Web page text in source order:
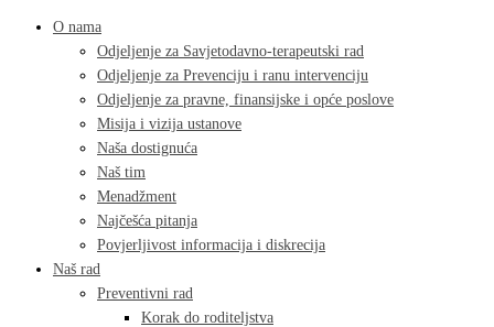
O nama
Odjeljenje za Savjetodavno-terapeutski rad
Odjeljenje za Prevenciju i ranu intervenciju
Odjeljenje za pravne, finansijske i opće poslove
Misija i vizija ustanove
Naša dostignuća
Naš tim
Menadžment
Najčešća pitanja
Povjerljivost informacija i diskrecija
Naš rad
Preventivni rad
Korak do roditeljstva